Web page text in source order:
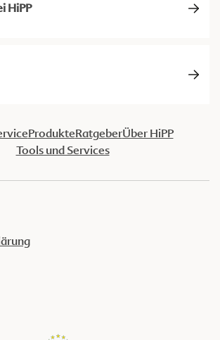
HiPP
ProdukteRatgeberÜber HiPP
Tools und Services